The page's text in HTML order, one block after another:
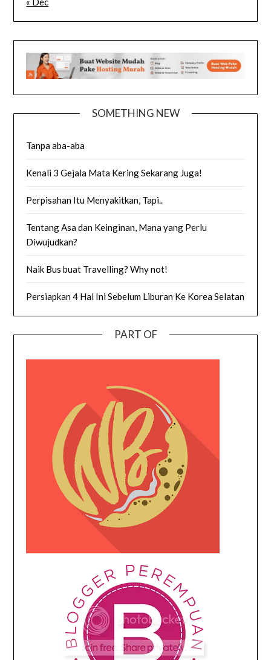
SOMETHING NEW
Tanpa aba-aba
Kenali 3 Gejala Mata Kering Sekarang Juga!
Perpisahan Itu Menyakitkan, Tapi..
Tentang Asa dan Keinginan, Mana yang Perlu
Diwujudkan?
Naik Bus buat Travelling? Why not!
Persiapkan 4 Hal Ini Sebelum Liburan Ke Korea Selatan
PART OF